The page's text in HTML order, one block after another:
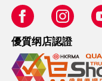
優質纲店認證